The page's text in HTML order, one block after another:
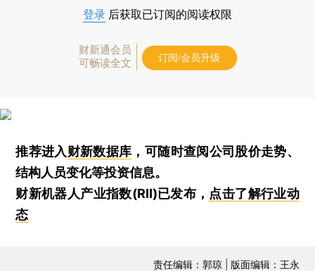
登录 后获取已订阅的阅读权限
财新通会员
可畅读全文
订阅/会员升级
推荐进入财新数据库 ，可随时查阅公司股价走势、
结构人员变化等投资信息。
财新机器人产业指数(RII)已发布， 点击了解行业动
态
责任编辑：郭琼 | 版面编辑：王永